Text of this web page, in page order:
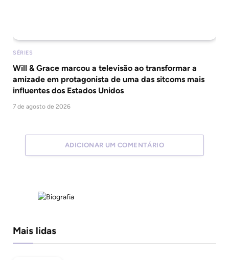
SÉRIES
Will & Grace marcou a televisão ao transformar a
amizade em protagonista de uma das sitcoms mais
influentes dos Estados Unidos
7 de agosto de 2026
ADICIONAR UM COMENTÁRIO
Mais lidas